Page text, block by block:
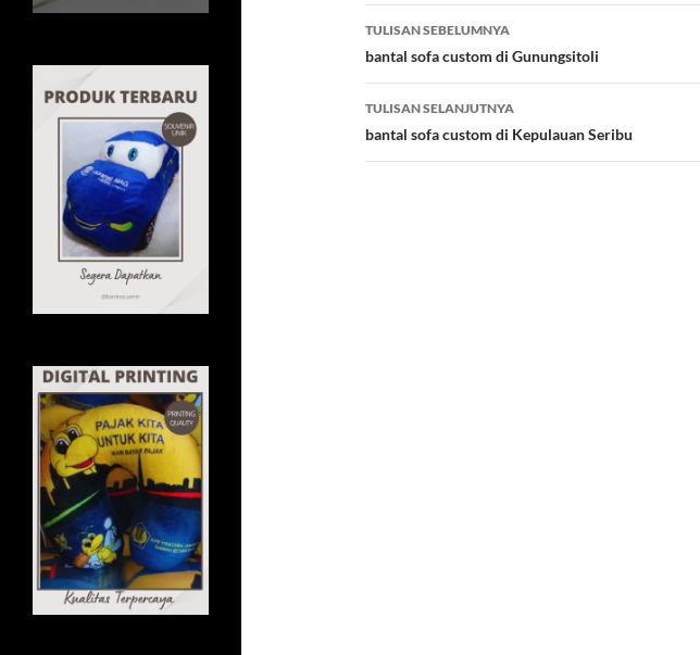
b
o
o
k
er es
t
bl
r
e
dI
n
Navigasi
Tulisan
TULISAN SEBELUMNYA
bantal sofa custom di Gunungsitoli
TULISAN SELANJUTNYA
bantal sofa custom di Kepulauan Seribu